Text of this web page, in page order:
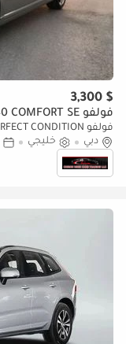
$ 3,300
فولفو S40 COMFORT SE
فولفو S40 COMFORT SE VOLVO S40 2012 GCC PERFECT CONDITION
دبي
خليجي